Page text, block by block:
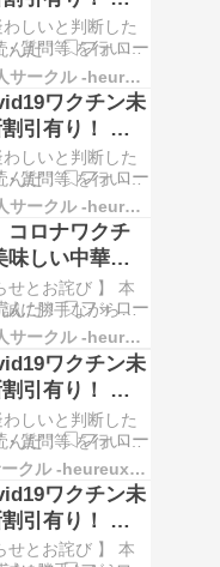
します。 この度
ストラン バー
サークル イベ
しいと判断した
質問等 を行いま
出た為、今回の
様のみ)で急募を
】 本イベント
種者限定の食事会
を見つ…
ブログ | 社会人サークル -heureux- ルルー
ワクチン未
引有り！ 東
トラン バーで
付きの食事
イベントの告
しいと判断した
質問等 を行いま
につき、16名様
事会概要 】 本イ
ン未接種者限定の
い人気のお店で
で、周…
ブログ | 社会人サークル -heureux- ルルー
ロナワクチ
味しい中華料
付きの食事
サークル イベ
せとお詫び 】 本
に勝手ながら中
は、男女共にお
、お申込み者数
り、当日までに
事は困難と判断
ます。 何卒、ご
ブログ | 社会人サークル -heureux- ルルー
ワクチン未
引有り！ 六
ストラン バー
サークル イベ
しいと判断した
質問等 を行いま
ですが、男性残
格で急募致しま
ベントは、
限定の食事会で
見つけました。…
ブログ | 社会人サークル -heureux- ルルー
ワクチン未
引有り！ 男
イタリアン
せとお詫び 】 本